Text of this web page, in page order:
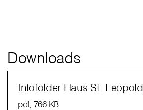
Downloads
Infofolder Haus St. Leopold
pdf, 766 KB